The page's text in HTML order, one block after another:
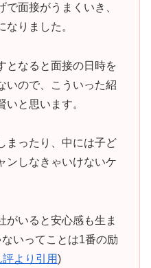
面接がうまくいき、
りました。
となると面接の日時を
いので、こういった紹
と思います。
まったり、中には子ど
ンしなきゃいけないケ
がいると安心感も生ま
いってことは1番の励
より引用)